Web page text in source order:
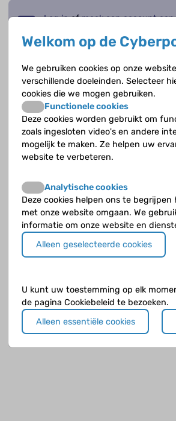
Log inofmaak een account aan
Omschrijf kort waar jouw vraag over gaat.
Jouw vraag
Geef zoveel mogelijk details zodat de deskundige een goed
Welkom op de
We gebruiken cookies op onze
verschillende doeleinden. Selecteer
cookies die we mogen gebruiken.
Functionele cookies
Deze cookies worden gebruikt om
zoals ingesloten video's en andere
mogelijk te maken. Ze helpen uw
website te verbeteren.
Analytische cookies
Deze cookies helpen ons te begrijpen
met onze website omgaan. We
informatie om onze website en
Alleen geselecteerde cookies
U kunt uw toestemming op elk
de pagina Cookiebeleid te bezoeken.
Alleen essentiële cookies